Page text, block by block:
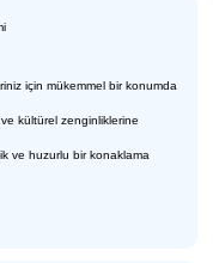
için mükemmel bir konumda
kültürel zenginliklerine
ve huzurlu bir konaklama